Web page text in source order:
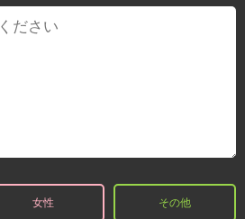
女性 その他